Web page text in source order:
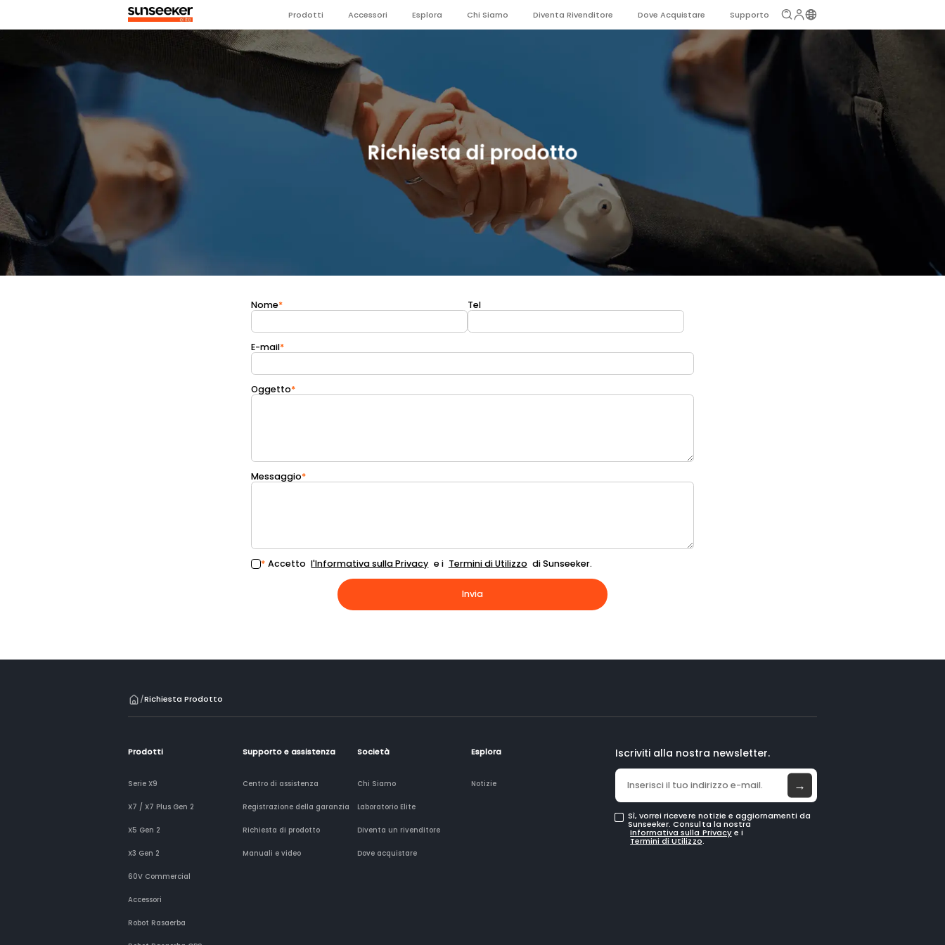
Prodotti Accessori Esplora Chi Siamo Diventa Rivenditore Dove Acquistare Supporto
Richiesta di prodotto
Nome* Tel
E-mail*
Oggetto*
Messaggio*
* Accetto l'Informativa sulla Privacy e i Termini di Utilizzo di Sunseeker.
Invia
/Richiesta Prodotto
Prodotti
Serie X9
X7 / X7 Plus Gen 2
X5 Gen 2
X3 Gen 2
60V Commercial
Accessori
Robot Rasaerba
Supporto e assistenza
Centro di assistenza
Registrazione della garanzia
Richiesta di prodotto
Manuali e video
Società
Chi Siamo
Laboratorio Elite
Diventa un rivenditore
Dove acquistare
Esplora
Notizie
Iscriviti alla nostra newsletter.
→
Sì, vorrei ricevere notizie e aggiornamenti da
Sunseeker. Consulta la nostra
Informativa sulla Privacye i
Termini di Utilizzo.